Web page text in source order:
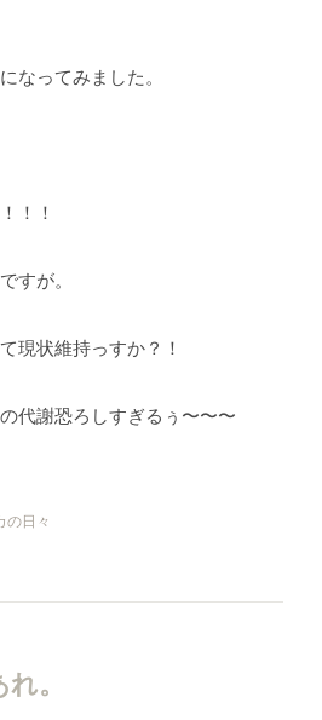
なってみました。
！！
すが。
現状維持っすか？！
代謝恐ろしすぎるぅ〜〜〜
の日々
。